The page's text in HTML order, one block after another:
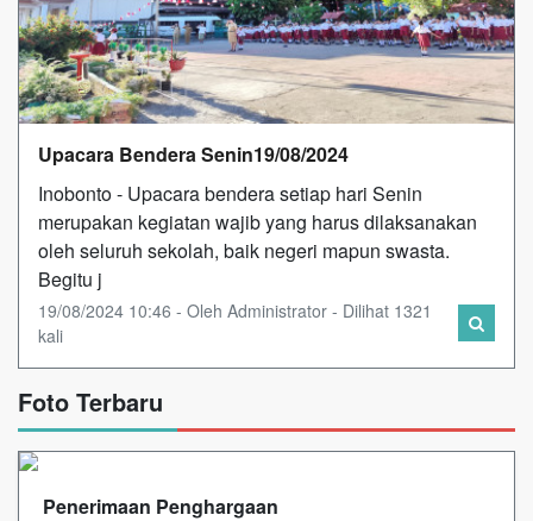
Upacara Bendera Senin19/08/2024
Inobonto - Upacara bendera setiap hari Senin
merupakan kegiatan wajib yang harus dilaksanakan
oleh seluruh sekolah, baik negeri mapun swasta.
Begitu j
19/08/2024 10:46 - Oleh Administrator - Dilihat 1321
kali
Foto Terbaru
Penerimaan Penghargaan